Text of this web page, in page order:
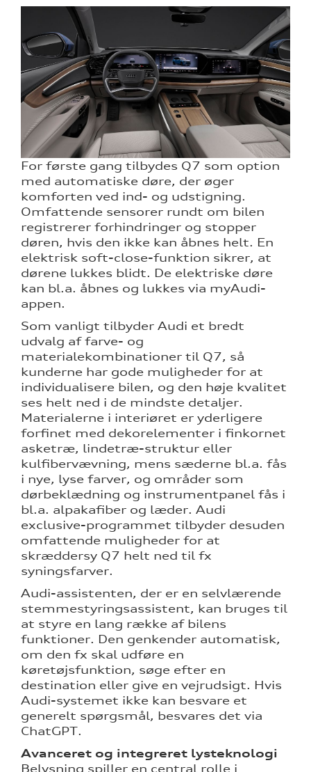
For første gang tilbydes Q7 som option
med automatiske døre, der øger
komforten ved ind- og udstigning.
Omfattende sensorer rundt om bilen
registrerer forhindringer og stopper
døren, hvis den ikke kan åbnes helt. En
elektrisk soft-close-funktion sikrer, at
dørene lukkes blidt. De elektriske døre
kan bl.a. åbnes og lukkes via myAudi-
appen.
Som vanligt tilbyder Audi et bredt
udvalg af farve- og
materialekombinationer til Q7, så
kunderne har gode muligheder for at
individualisere bilen, og den høje kvalitet
ses helt ned i de mindste detaljer.
Materialerne i interiøret er yderligere
forfinet med dekorelementer i finkornet
asketræ, lindetræ-struktur eller
kulfibervævning, mens sæderne bl.a. fås
i nye, lyse farver, og områder som
dørbeklædning og instrumentpanel fås i
bl.a. alpakafiber og læder. Audi
exclusive-programmet tilbyder desuden
omfattende muligheder for at
skræddersy Q7 helt ned til fx
syningsfarver.
Audi-assistenten, der er en selvlærende
stemmestyringsassistent, kan bruges til
at styre en lang række af bilens
funktioner. Den genkender automatisk,
om den fx skal udføre en
køretøjsfunktion, søge efter en
destination eller give en vejrudsigt. Hvis
Audi-systemet ikke kan besvare et
generelt spørgsmål, besvares det via
ChatGPT.
Avanceret og integreret lysteknologi
Belysning spiller en central rolle i